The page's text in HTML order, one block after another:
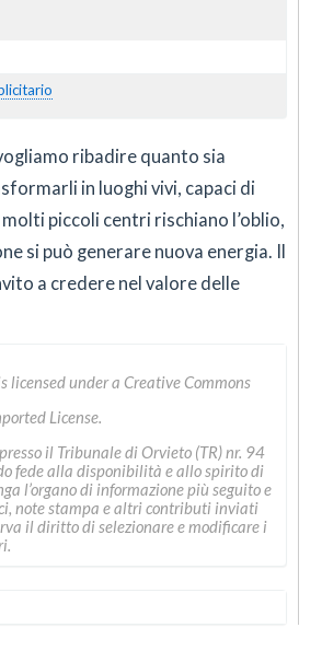
ribadire quanto sia
in luoghi vivi, capaci di
piccoli centri rischiano l’oblio,
si può generare nuova energia. Il
a credere nel valore delle
licensed under a Creative Commons
License.
il Tribunale di Orvieto (TR) nr. 94
fede alla disponibilità e allo spirito di
l’organo di informazione più seguito e
note stampa e altri contributi inviati
il diritto di selezionare e modificare i